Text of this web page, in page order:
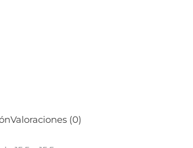
Valoraciones (0)